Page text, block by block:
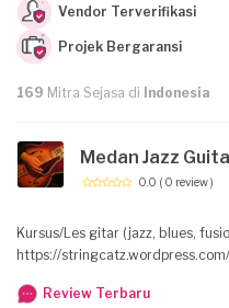
Vendor Terverifikasi
Projek Bergaransi
169 Mitra Sejasa di Indonesia
Medan Jazz
0.0 ( 0 review )
Kursus/Les gitar (jazz, blues,
https://
Review Terbaru